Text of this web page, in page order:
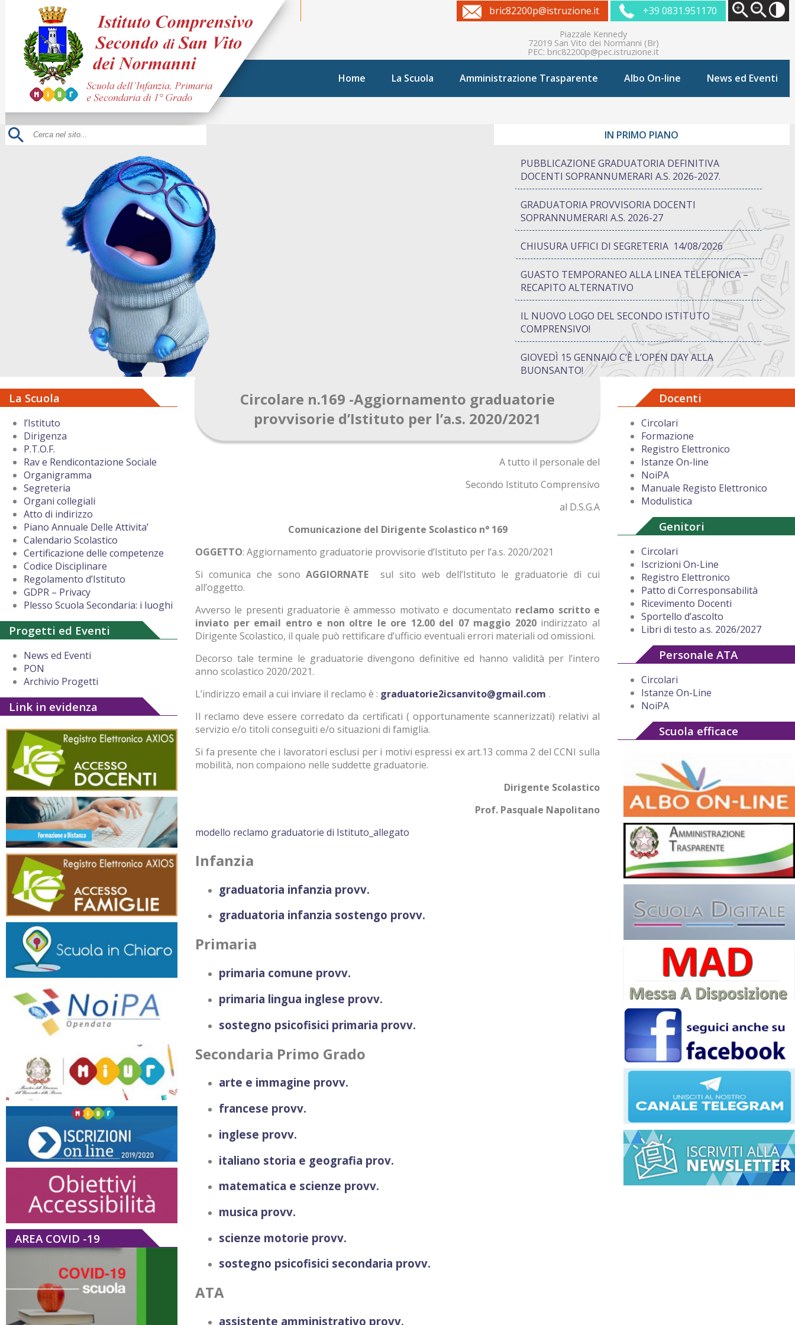
bric82200p@istruzione.it +39 0831.951170
Piazzale Kennedy
72019 San Vito dei Normanni (Br)
PEC: bric82200p@pec.istruzione.it
Home La Scuola Amministrazione Trasparente Albo On-line News ed Eventi
IN PRIMO PIANO
PUBBLICAZIONE GRADUATORIA DEFINITIVA
DOCENTI SOPRANNUMERARI A.S. 2026-2027.
GRADUATORIA PROVVISORIA DOCENTI
SOPRANNUMERARI A.S. 2026-27
CHIUSURA UFFICI DI SEGRETERIA 14/08/2026
GUASTO TEMPORANEO ALLA LINEA TELEFONICA –
RECAPITO ALTERNATIVO
IL NUOVO LOGO DEL SECONDO ISTITUTO
COMPRENSIVO!
GIOVEDÌ 15 GENNAIO C’È L’OPEN DAY ALLA
BUONSANTO!
PON “ATTIVA…MENTE” TRA CREATIVITÀ E GIOCO:
QUANDO IMPARARE DIVENTA UN’AVVENTURA
AUGURI DI BUON NATALE DAL DIRIGENTE
La Scuola
l’Istituto
Dirigenza
P.T.O.F.
Rav e Rendicontazione Sociale
Organigramma
Segreteria
Organi collegiali
Atto di indirizzo
Piano Annuale Delle Attivita’
Calendario Scolastico
Certificazione delle competenze
Codice Disciplinare
Regolamento d’Istituto
GDPR – Privacy
Plesso Scuola Secondaria: i luoghi
Progetti ed Eventi
News ed Eventi
PON
Archivio Progetti
Link in evidenza
AREA COVID -19
Circolare n.169 -Aggiornamento graduatorie
provvisorie d’Istituto per l’a.s. 2020/2021
A tutto il personale del
Secondo Istituto Comprensivo
al D.S.G.A
Comunicazione del Dirigente Scolastico n° 169
OGGETTO: Aggiornamento graduatorie provvisorie d’Istituto per l’a.s. 2020/2021
Si comunica che sonoAGGIORNATE
sul sito web dell’Istituto le graduatorie di cui
all’oggetto.
Avverso le presenti graduatorie è ammesso motivato e documentato reclamo scritto e
inviato per email entro e non oltre le ore 12.00 del 07 maggio 2020indirizzato al
Dirigente Scolastico, il quale può rettificare d’ufficio eventuali errori materiali od omissioni.
Decorso tale termine le graduatorie divengono definitive ed hanno validità per l’intero
anno scolastico 2020/2021.
L’indirizzo email a cui inviare il reclamo è : graduatorie2icsanvito@gmail.com .
Il reclamo deve essere corredato da certificati ( opportunamente scannerizzati) relativi al
servizio e/o titoli conseguiti e/o situazioni di famiglia.
Si fa presente che i lavoratori esclusi per i motivi espressi ex art.13 comma 2 del CCNI sulla
mobilità, non compaiono nelle suddette graduatorie.
Dirigente Scolastico
Prof. Pasquale Napolitano
modello reclamo graduatorie di Istituto_allegato
Infanzia
graduatoria infanzia provv.
graduatoria infanzia sostengo provv.
Primaria
primaria comune provv.
primaria lingua inglese provv.
sostegno psicofisici primaria provv.
Secondaria Primo Grado
arte e immagine provv.
francese provv.
inglese provv.
italiano storia e geografia prov.
matematica e scienze provv.
musica provv.
scienze motorie provv.
sostegno psicofisici secondaria provv.
ATA
assistente amministrativo provv.
Docenti
Circolari
Formazione
Registro Elettronico
Istanze On-line
NoiPA
Manuale Registo Elettronico
Modulistica
Genitori
Circolari
Iscrizioni On-Line
Registro Elettronico
Patto di Corresponsabilità
Ricevimento Docenti
Sportello d’ascolto
Libri di testo a.s. 2026/2027
Personale ATA
Circolari
Istanze On-Line
NoiPA
Scuola efficace